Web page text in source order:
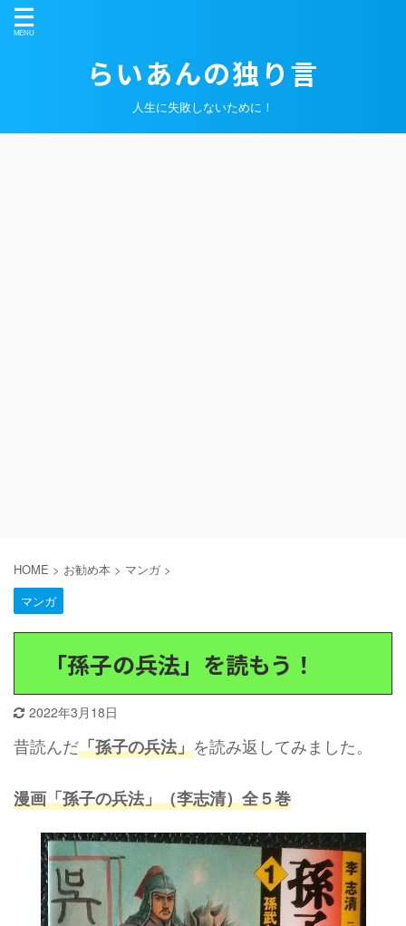
らいあんの独り言
人生に失敗しないために！
HOME > お勧め本 > マンガ >
マンガ
「孫子の兵法」を読もう！
2022年3月18日
昔読んだ「孫子の兵法」を読み返してみました。
漫画「孫子の兵法」（李志清）全５巻